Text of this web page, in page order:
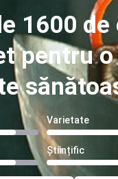
1600
pentru
Varietate
Științific